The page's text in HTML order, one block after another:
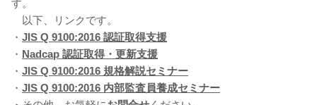
す。
以下、リンクです。
・ JIS Q 9100:2016 認証取得支援
・ Nadcap 認証取得・更新支援
・ JIS Q 9100:2016 規格解説セミナー
・ JIS Q 9100:2016 内部監査員養成セミナー